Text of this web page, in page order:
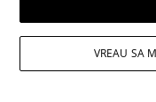
AMĂNUNT ce i-a
pe mulți fără
"M-am lămurit"
Doliu imens în
VREAU SA